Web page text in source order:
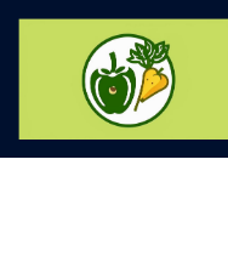
Перейти